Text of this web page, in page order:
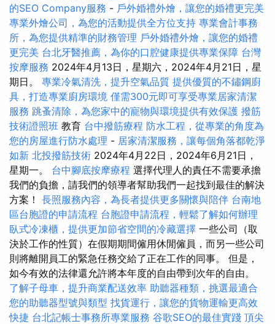
的SEO Company服務 - 戶外婚禮外燴，讓您的婚禮更完美
專業外燴公司，為您的活動提供全方位支持 專業會計事務
所，為您提供精準的財務管理 戶外婚禮外燴，讓您的婚禮
更完美 台北牙醫推薦，為你的口腔健康提供專業保障 台灣
按摩服務 2024年4月13日，星期六，2024年4月21日，星
期日。 專業冷氣清洗，提升空氣品質 提供優質的不鏽鋼廚
具，打造專業廚房環境 僅需300元即可享受專業居家清潔
服務 跳蚤清除，為您家中的寵物與環境提供有效保護 撥筋
技術證照班 教育 台中撥筋療程 防水工程，從專業的角度為
您的房屋進行防水處理 - 居家清潔服務，讓每個角落都乾淨
如新 北投撥筋技術 2024年4月22日，2024年6月21日，
星期一。 台中腳底按摩療程 選擇代理人的責任不需要承擔
我們的負擔，請我們的領導者幫助我們一起找到最佳的解決
方案！ 長照服務內容，為長者提供更多關懷與陪伴 台南地
區台胞證的申請流程 台胞證申請流程，輕鬆了解如何辦理
臥式冷凍櫃，提供更加節省空間的冷藏選擇 一些公司（取
決於工作的性質）在假期期間僱用休閒僱員，而另一些公司
則將離開員工的緊急任務交給了正在工作的同事。 但是，
如今有效的法律還允許將本年度的自由帶到次年的自由。
了解子母車，提升商業配送效率 助聽器種類，挑選最適合
您的助聽器型號與類型 找貨運行，讓您的貨物運輸更高效
快捷 台北記帳士事務所專業服務 谷歌SEO的最佳實踐 頂尖